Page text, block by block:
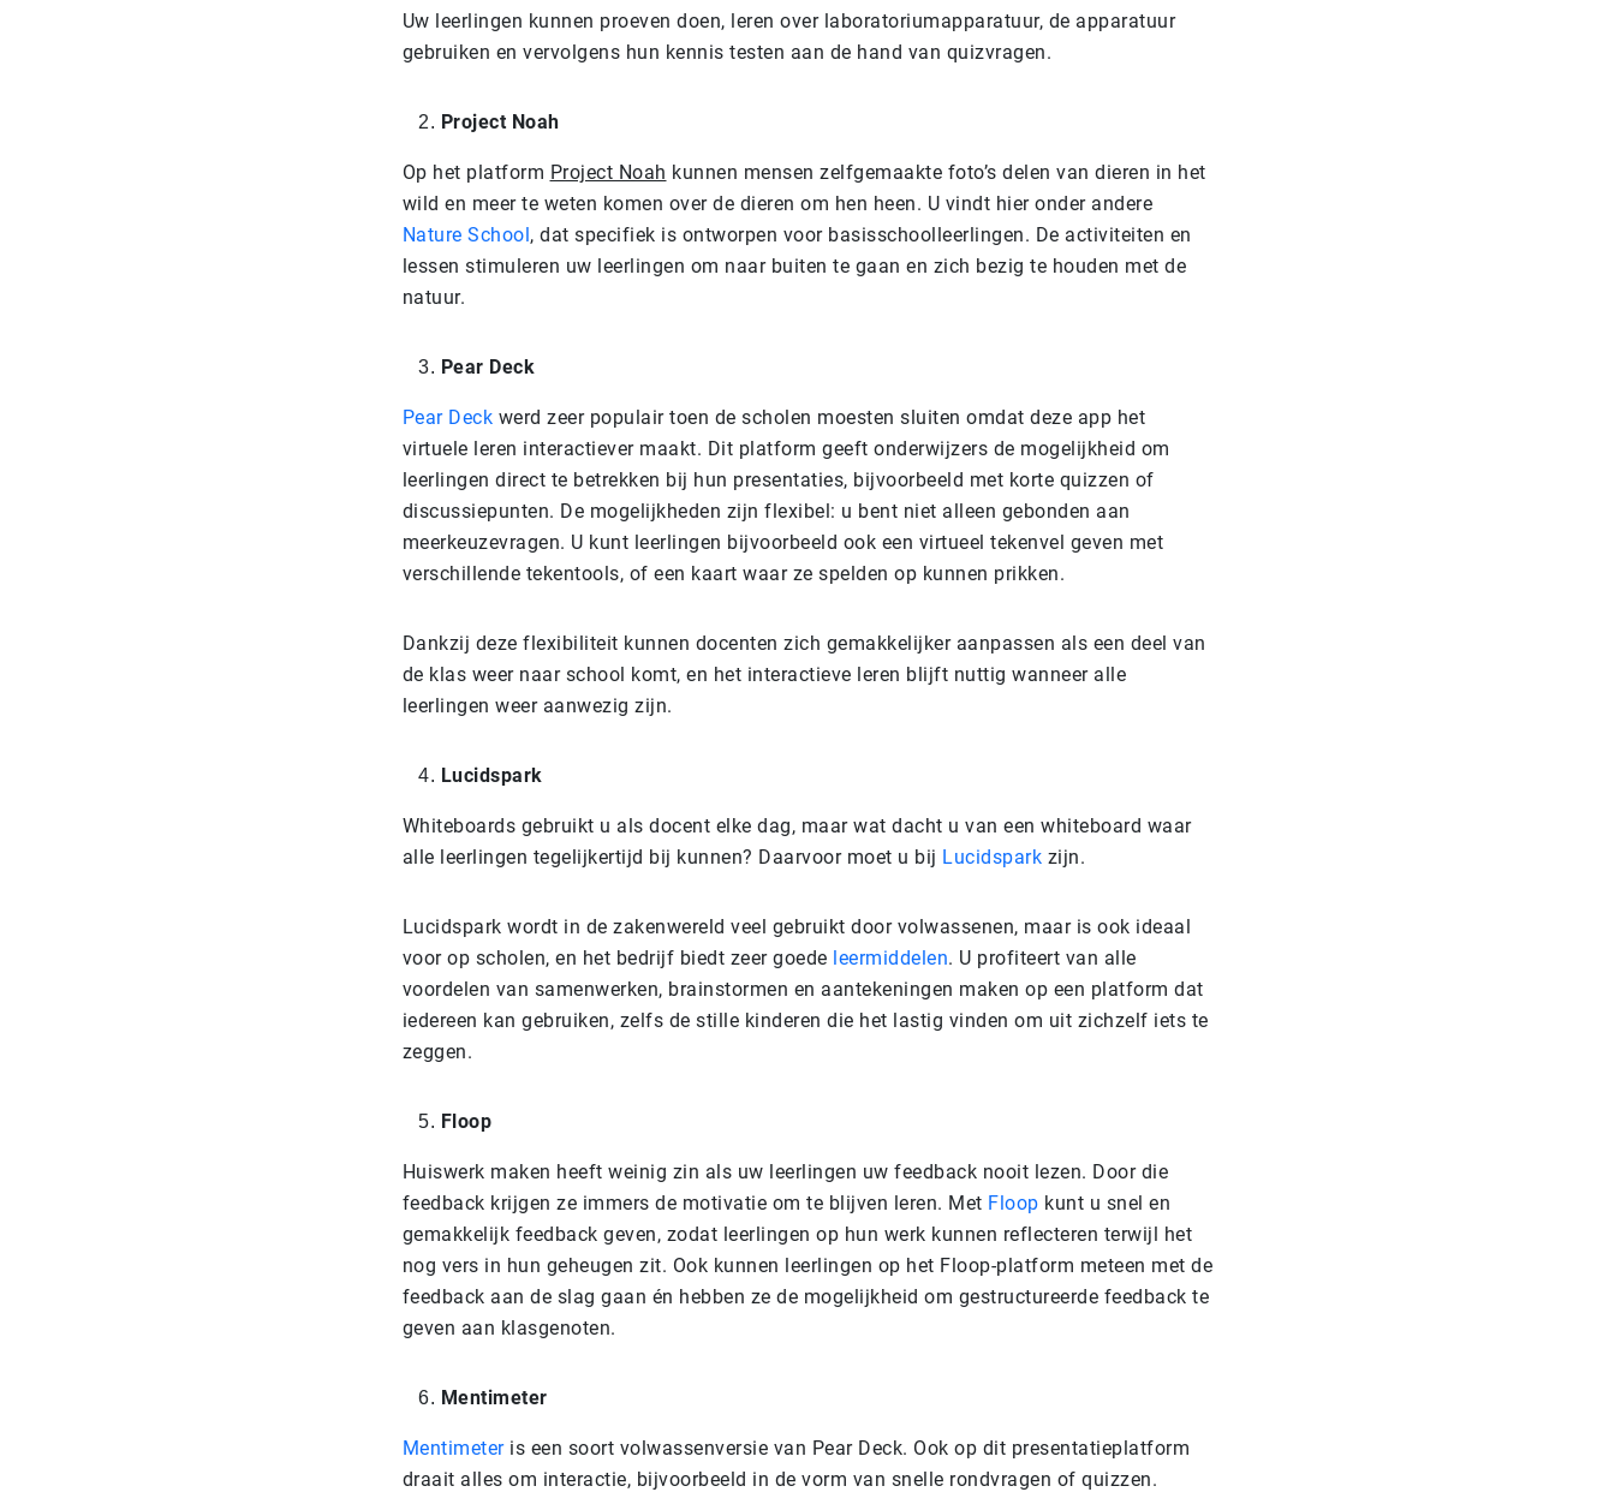
Uw leerlingen kunnen proeven doen, leren over laboratoriumapparatuur, de apparatuur
gebruiken en vervolgens hun kennis testen aan de hand van quizvragen.
Project Noah
Op het platform Project Noah kunnen mensen zelfgemaakte foto’s delen van dieren in het
wild en meer te weten komen over de dieren om hen heen. U vindt hier onder andere
Nature School, dat specifiek is ontworpen voor basisschoolleerlingen. De activiteiten en
lessen stimuleren uw leerlingen om naar buiten te gaan en zich bezig te houden met de
natuur.
Pear Deck
Pear Deck werd zeer populair toen de scholen moesten sluiten omdat deze app het
virtuele leren interactiever maakt. Dit platform geeft onderwijzers de mogelijkheid om
leerlingen direct te betrekken bij hun presentaties, bijvoorbeeld met korte quizzen of
discussiepunten. De mogelijkheden zijn flexibel: u bent niet alleen gebonden aan
meerkeuzevragen. U kunt leerlingen bijvoorbeeld ook een virtueel tekenvel geven met
verschillende tekentools, of een kaart waar ze spelden op kunnen prikken.
Dankzij deze flexibiliteit kunnen docenten zich gemakkelijker aanpassen als een deel van
de klas weer naar school komt, en het interactieve leren blijft nuttig wanneer alle
leerlingen weer aanwezig zijn.
Lucidspark
Whiteboards gebruikt u als docent elke dag, maar wat dacht u van een whiteboard waar
alle leerlingen tegelijkertijd bij kunnen? Daarvoor moet u bij Lucidspark zijn.
Lucidspark wordt in de zakenwereld veel gebruikt door volwassenen, maar is ook ideaal
voor op scholen, en het bedrijf biedt zeer goede leermiddelen. U profiteert van alle
voordelen van samenwerken, brainstormen en aantekeningen maken op een platform dat
iedereen kan gebruiken, zelfs de stille kinderen die het lastig vinden om uit zichzelf iets te
zeggen.
Floop
Huiswerk maken heeft weinig zin als uw leerlingen uw feedback nooit lezen. Door die
feedback krijgen ze immers de motivatie om te blijven leren. Met Floop kunt u snel en
gemakkelijk feedback geven, zodat leerlingen op hun werk kunnen reflecteren terwijl het
nog vers in hun geheugen zit. Ook kunnen leerlingen op het Floop-platform meteen met de
feedback aan de slag gaan én hebben ze de mogelijkheid om gestructureerde feedback te
geven aan klasgenoten.
Mentimeter
Mentimeter is een soort volwassenversie van Pear Deck. Ook op dit presentatieplatform
draait alles om interactie, bijvoorbeeld in de vorm van snelle rondvragen of quizzen.